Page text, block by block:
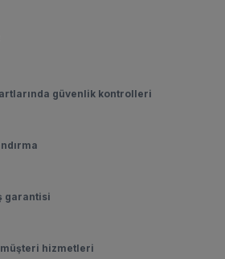
güvenlik kontrolleri
garantisi
müşteri hizmetleri